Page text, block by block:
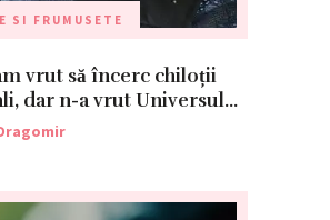
SI FRUMUSETE
vrut să încerc chiloții
dar n-a vrut Universul…